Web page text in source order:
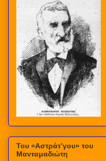
Του «Αστράτ’γου» του
Μανταμαδιώτη